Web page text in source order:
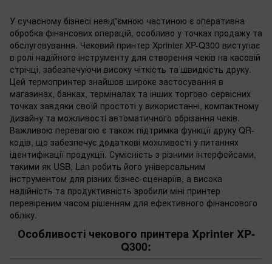
У сучасному бізнесі невід'ємною частиною є оперативна
обробка фінансових операцій, особливо у точках продажу та
обслуговування. Чековий принтер Xprinter XP-Q300 виступає
в ролі надійного інструменту для створення чеків на касовій
стрічці, забезпечуючи високу чіткість та швидкість друку.
Цей термопринтер знайшов широке застосування в
магазинах, банках, терміналах та інших торгово-сервісних
точках завдяки своїй простоті у використанні, компактному
дизайну та можливості автоматичного обрізання чеків.
Важливою перевагою є також підтримка функції друку QR-
кодів, що забезпечує додаткові можливості у питаннях
ідентифікації продукції. Сумісність з різними інтерфейсами,
такими як USB, Lan робить його універсальним
інструментом для різних бізнес-сценаріїв, а висока
надійність та продуктивність зробили міні принтер
перевіреним часом рішенням для ефективного фінансового
обліку.
Особливості чекового принтера Xprinter XP-
Q300: